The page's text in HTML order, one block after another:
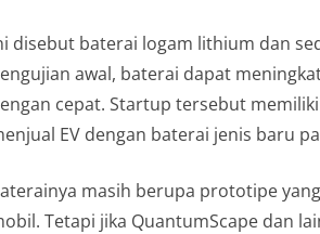
disebut baterai logam lithium dan
awal, baterai dapat
cepat. Startup tersebut
EV dengan baterai jenis baru
masih berupa prototipe
Tetapi jika QuantumScape dan